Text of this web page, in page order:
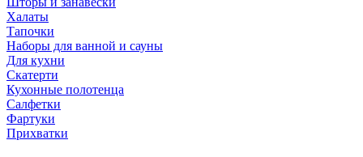
Халаты
Тапочки
Наборы для ванной и сауны
Для кухни
Скатерти
Кухонные полотенца
Салфетки
Фартуки
Прихватки